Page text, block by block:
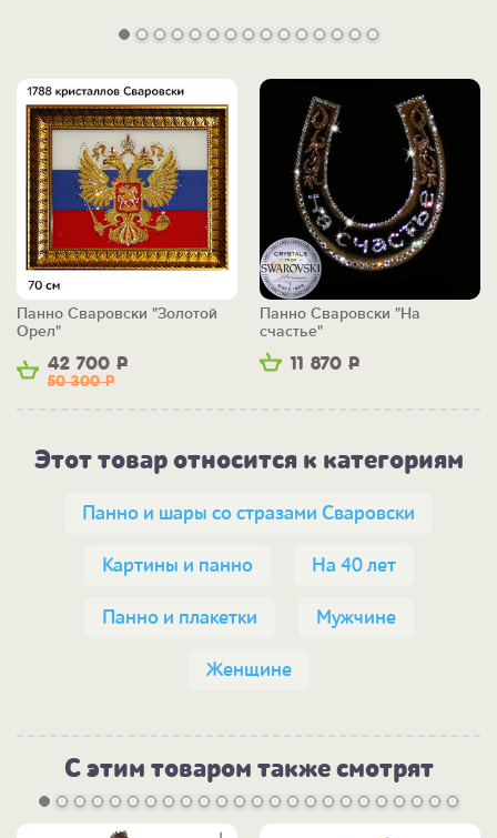
42 700 Р
50 300Р
Панно Сваровски "Золотой
Орел"
11 870 Р
Панно Сваровски "На
счастье"
Этот товар относится к категориям
Панно и шары со стразами Сваровски
Картины и панно На 40 лет
Панно и плакетки Мужчине
Женщине
С этим товаром также смотрят